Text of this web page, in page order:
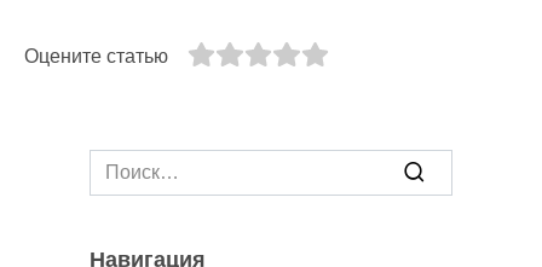
Оцените статью
Search
for:
Навигация